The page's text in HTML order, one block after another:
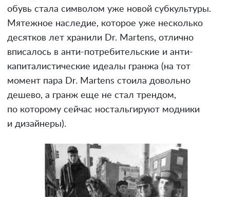
обувь стала символом уже новой субкультуры.
Мятежное наследие, которое уже несколько
десятков лет хранили Dr. Martens, отлично
вписалось в анти-потребительские и анти-
капиталистические идеалы гранжа (на тот
момент пара Dr. Martens стоила довольно
дешево, а гранж еще не стал трендом,
по которому сейчас ностальгируют модники
и дизайнеры).